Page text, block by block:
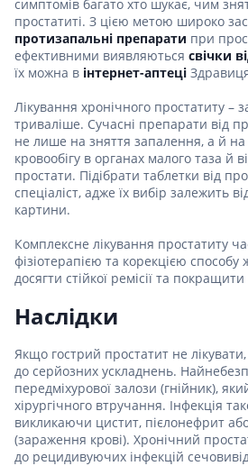
симптомів багато хто шукає, чим
простатиті. З цією метою широко
протизапальні препарати при
ефективними виявляються свічки
їх можна в інтернет-аптеці
Лікування хронічного простатиту –
триваліше. Сучасні препарати від
не лише на зняття запалення, а й
кровообігу в органах малого таза й
простати. Підібрати таблетки від
спеціаліст, адже їх вибір залежить
картини.
Комплексне лікування простатиту
фізіотерапією та корекцією
досягти стійкої ремісії та
Наслідки
Якщо гострий простатит не
до серйозних ускладнень.
передміхурової залози (гнійник),
хірургічного втручання. Інфекція
викликаючи цистит, пієлонефрит
(зараження крові). Хронічний
до рецидивуючих інфекцій